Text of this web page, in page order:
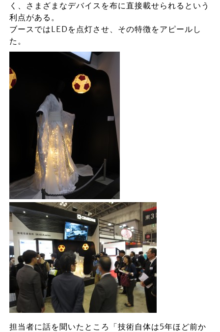
く、さまざまなデバイスを布に直接載せられるという
利点がある。
ブースではLEDを点灯させ、その特徴をアピールし
た。
担当者に話を聞いたところ「技術自体は5年ほど前か